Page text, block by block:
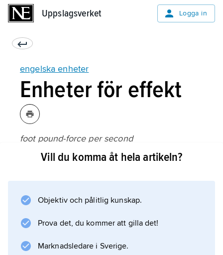
Uppslagsverket Logga in
engelska enheter
Enheter för effekt
foot pound-force per second
(ft · lbf/s):
Information om artikeln
Vill du komma åt hela artikeln?
Objektiv och pålitlig kunskap.
Prova det, du kommer att gilla det!
Marknadsledare i Sverige.